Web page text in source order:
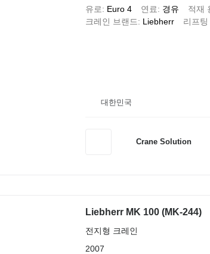
유로
Euro 4 연료 경유 적재
크레인 브랜드
Liebherr 리프팅
대한민국
Crane Solution
Liebherr MK 100 (MK-244)
전지형 크레인
2007